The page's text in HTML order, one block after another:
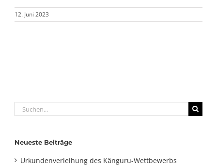
12. Juni 2023
Suche
nach:
Neueste Beiträge
Urkundenverleihung des Känguru-Wettbewerbs